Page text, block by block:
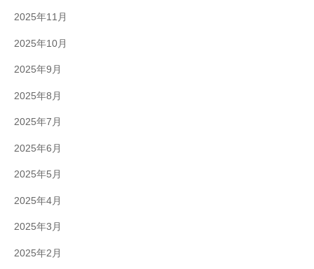
2025年11月
2025年10月
2025年9月
2025年8月
2025年7月
2025年6月
2025年5月
2025年4月
2025年3月
2025年2月